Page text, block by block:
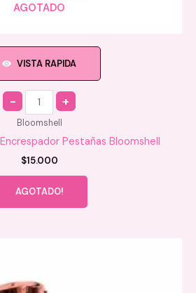
AGOTADO
VISTA RAPIDA
Quantity
Bloomshell
Pestañas Bloomshell
$15.000
AGOTADO!